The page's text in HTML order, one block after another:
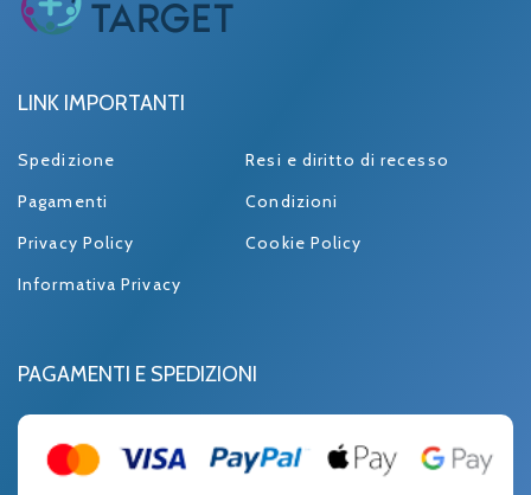
LINK IMPORTANTI
Spedizione
Resi e diritto di recesso
Pagamenti
Condizioni
Privacy Policy
Cookie Policy
Informativa Privacy
PAGAMENTI E SPEDIZIONI